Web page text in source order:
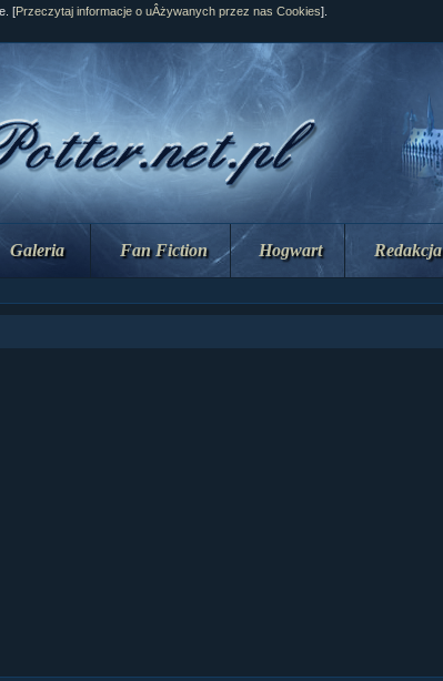
Galeria Fan Fiction Hogwart Redakcja
[Przeczytaj informacje o uÂżywanych przez nas Cookies].